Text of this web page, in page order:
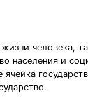
человека,
населения и